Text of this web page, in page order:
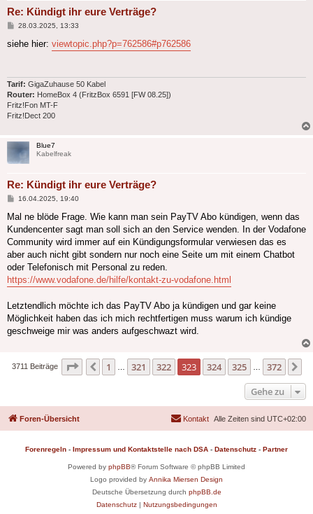
Re: Kündigt ihr eure Verträge?
Beitrag
28.03.2025, 13:33
siehe hier: viewtopic.php?p=762586#p762586
Tarif: GigaZuhause 50 Kabel
Router: HomeBox 4 (FritzBox 6591 [FW 08.25])
Fritz!Fon MT-F
Fritz!Dect 200
Blue7
Kabelfreak
Re: Kündigt ihr eure Verträge?
Beitrag
16.04.2025, 19:40
Mal ne blöde Frage. Wie kann man sein PayTV Abo kündigen, wenn das
Kundencenter sagt man soll sich an den Service wenden. In der Vodafone
Community wird immer auf ein Kündigungsformular verwiesen das es
aber auch nicht gibt sondern nur noch eine Seite um mit einem Chatbot
oder Telefonisch mit Personal zu reden.
https://www.vodafone.de/hilfe/kontakt-zu-vodafone.html
Letztendlich möchte ich das PayTV Abo ja kündigen und gar keine
Möglichkeit haben das ich mich rechtfertigen muss warum ich kündige
geschweige mir was anders aufgeschwazt wird.
3711 Beiträge Seite 323 von372
Vorherige
1 321 322 323 324 325 372
Gehe zu
Foren-Übersicht Alle Zeiten sind UTC+02:00
Kontakt
Forenregeln - Impressum und Kontaktstelle nach DSA - Datenschutz - Partner
Powered by phpBB® Forum Software © phpBB Limited
Logo provided by Annika Miersen Design
Deutsche Übersetzung durch phpBB.de
Datenschutz| Nutzungsbedingungen